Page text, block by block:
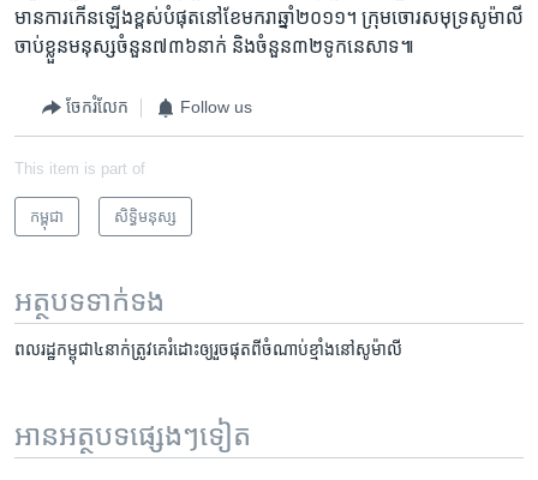
មាន​ការ​កើន​ឡើង​ខ្ពស់​បំផុត​នៅ​ខែ​មករា​ឆ្នាំ​២០១១។​ ក្រុម​ចោរ​សមុទ្រ​សូម៉ាលី​
ចាប់​ខ្លួន​មនុស្ស​ចំនួន​៧៣៦​នាក់​ និង​ចំនួន​៣២​ទូក​នេសាទ៕
ចែករំលែក Follow us
This item is part of
កម្ពុជា សិទ្ធិ​មនុស្ស
អត្ថបទ​ទាក់ទង
ពលរដ្ឋ​កម្ពុជា​​៤នាក់​ត្រូវ​គេ​រំដោះ​ឲ្យរួចផុតពី​ចំណាប់ខ្មាំង​​នៅ​សូម៉ាលី
អានអត្ថបទផ្សេងៗទៀត